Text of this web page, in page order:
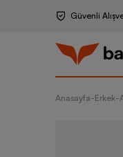
Güvenli
Anasayfa-Erkek-